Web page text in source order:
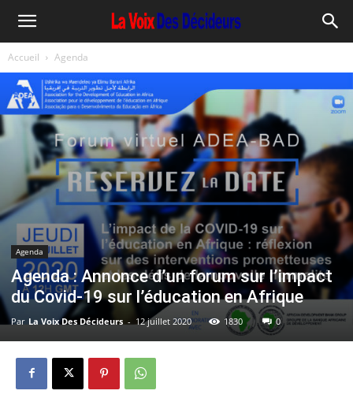
Accueil Agenda
Agenda
Agenda : Annonce d’un forum sur l’impact
du Covid-19 sur l’éducation en Afrique
Par La Voix Des Décideurs - 12 juillet 2020 1830 0